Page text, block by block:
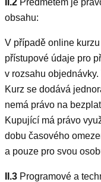
II.2 Předmětem je
obsahu:
V případě online
přístupové údaje pro
v rozsahu
Kurz se dodává
nemá právo na
Kupující má právo
dobu časového
a pouze pro svou
II.3 Programové a